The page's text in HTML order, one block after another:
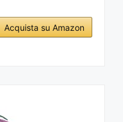
Acquista su Amazon